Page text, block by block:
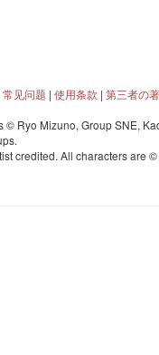
常见问题 | 使用条款 | 第三者の
© Ryo Mizuno, Group SNE,
credited. All characters are